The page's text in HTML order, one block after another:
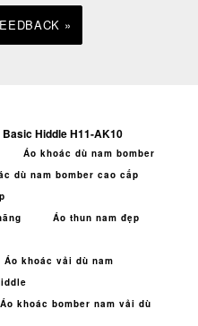
»
Hiddle H11-AK10
Áo khoác dù nam bomber
dù nam bomber cao cấp
Áo thun nam đẹp
Áo khoác vải dù nam
Áo khoác bomber nam vải dù